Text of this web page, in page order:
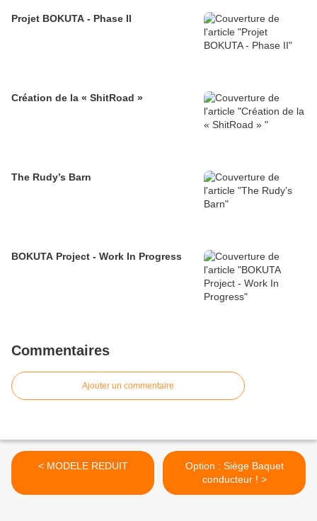
Projet BOKUTA - Phase II
Création de la « ShitRoad »
The Rudy’s Barn
BOKUTA Project - Work In Progress
Commentaires
Ajouter un commentaire
< MODELE REDUIT
Option : Siège Baquet
conducteur ! >